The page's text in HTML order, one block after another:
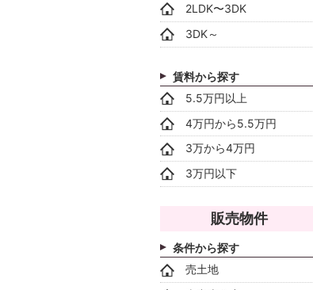
2LDK〜3DK
3DK～
賃料から探す
5.5万円以上
4万円から5.5万円
3万から4万円
3万円以下
販売物件
条件から探す
売土地